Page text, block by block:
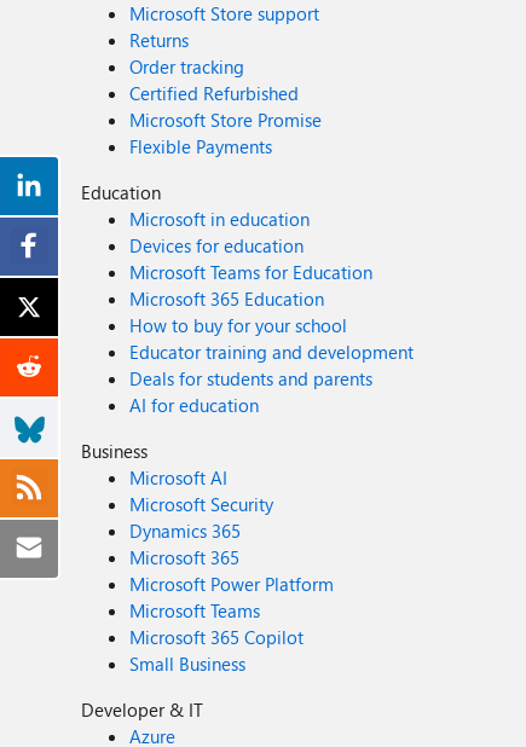
Microsoft Store support
Returns
Order tracking
Certified Refurbished
Microsoft Store Promise
Flexible Payments
Education
Microsoft in education
Devices for education
Microsoft Teams for Education
Microsoft 365 Education
How to buy for your school
Educator training and development
Deals for students and parents
AI for education
Business
Microsoft AI
Microsoft Security
Dynamics 365
Microsoft 365
Microsoft Power Platform
Microsoft Teams
Microsoft 365 Copilot
Small Business
Developer & IT
Azure